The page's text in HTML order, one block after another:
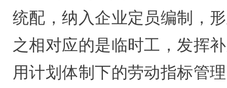
统配，纳入企业定员编制，
之相对应的是临时工，发挥
用计划体制下的劳动指标管